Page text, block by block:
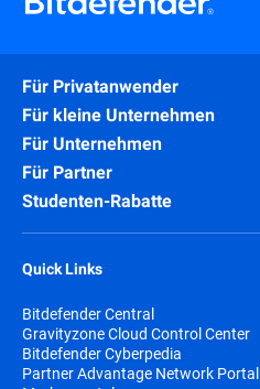
Für Privatanwender
Für kleine Unternehmen
Für Unternehmen
Für Partner
Studenten-Rabatte
Quick Links
Bitdefender Central
Gravityzone Cloud Control Center
Bitdefender Cyberpedia
Partner Advantage Network Portal